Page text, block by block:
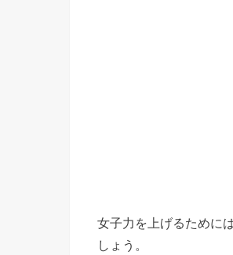
女子力を上げるために
しょう。